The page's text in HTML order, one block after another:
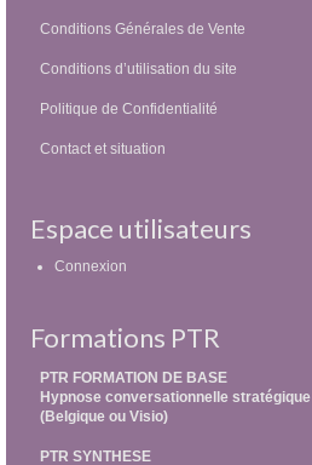
Conditions Générales de Vente
Conditions d’utilisation du site
Politique de Confidentialité
Contact et situation
Espace utilisateurs
Connexion
Formations PTR
PTR FORMATION DE BASE
Hypnose conversationnelle stratégique
(Belgique ou Visio)
PTR SYNTHESE